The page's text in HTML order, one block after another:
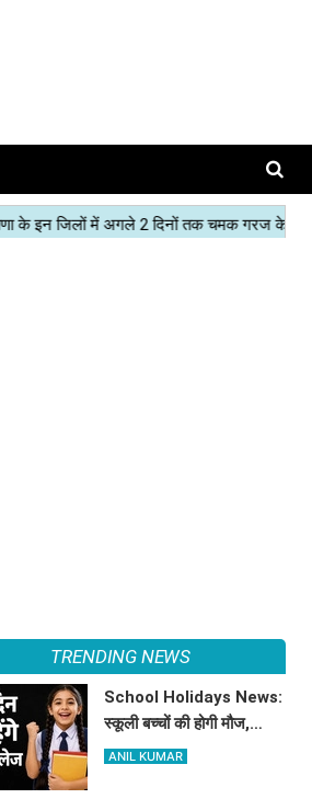
TRENDING NEWS
School Holidays News:
स्कूली बच्चों की होगी मौज,
हरियाणा में इतने दिन बंद रहेंगे
ANIL KUMAR